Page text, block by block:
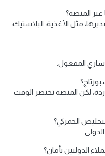
مثل الأغذية، البلاستيك،
المفعول.
لكن المنصة تختصر الوقت